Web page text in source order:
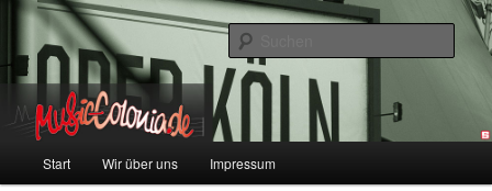
Zum
wechseln
music-colonia
Colonia und Musik!
Start Wir über uns Impressum